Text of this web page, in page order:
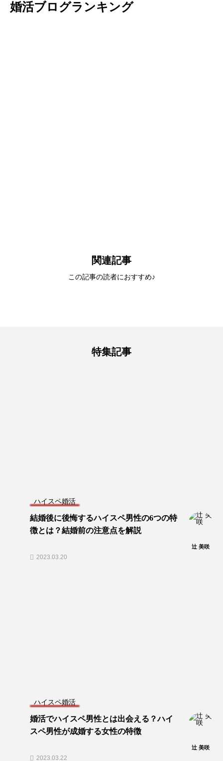
婚活ブログランキング
関連記事
この記事の読者におすすめ♪
特集記事
ハイスペ婚活
結婚後に後悔するハイスペ男性の6つの特
徴とは？結婚前の注意点を解説
辻 美咲
2023.03.20
ハイスペ婚活
婚活でハイスペ男性とは出会える？ハイ
スペ男性が成婚する女性の特徴
辻 美咲
2023.03.22